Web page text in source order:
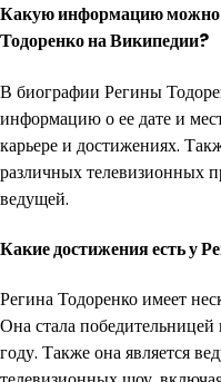
Какую информацию можно
Тодоренко на Википедии?
В биографии Регины
информацию о ее дате и
карьере и достижениях.
различных телевизионных
ведущей.
Какие достижения есть у
Регина Тодоренко имеет
Она стала
году. Также она является